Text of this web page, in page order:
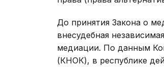
До принятия Закона о
внесудебная
медиации. По данным
(КНОК), в республике